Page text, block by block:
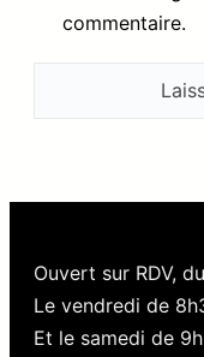
commentaire.
Ouvert sur RDV,
Le vendredi de
Et le samedi de